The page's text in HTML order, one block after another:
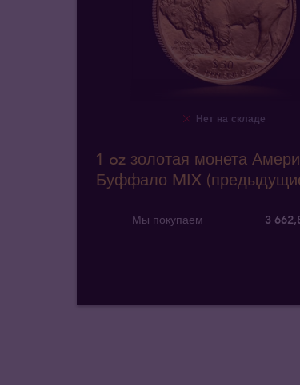
Нет на складе
1 oz золотая монета
Буффало MIX
Мы покупаем 3 662,